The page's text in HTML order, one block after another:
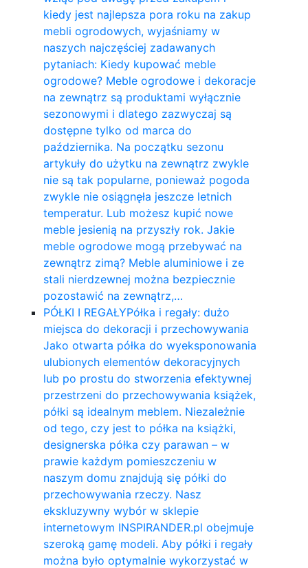
kiedy jest najlepsza pora roku na zakup
mebli ogrodowych, wyjaśniamy w
naszych najczęściej zadawanych
pytaniach: Kiedy kupować meble
ogrodowe? Meble ogrodowe i dekoracje
na zewnątrz są produktami wyłącznie
sezonowymi i dlatego zazwyczaj są
dostępne tylko od marca do
października. Na początku sezonu
artykuły do ​​użytku na zewnątrz zwykle
nie są tak popularne, ponieważ pogoda
zwykle nie osiągnęła jeszcze letnich
temperatur. Lub możesz kupić nowe
meble jesienią na przyszły rok. Jakie
meble ogrodowe mogą przebywać na
zewnątrz zimą? Meble aluminiowe i ze
stali nierdzewnej można bezpiecznie
pozostawić na zewnątrz,…
PÓŁKI I REGAŁYPółka i regały: dużo
miejsca do dekoracji i przechowywania
Jako otwarta półka do wyeksponowania
ulubionych elementów dekoracyjnych
lub po prostu do stworzenia efektywnej
przestrzeni do przechowywania książek,
półki są idealnym meblem. Niezależnie
od tego, czy jest to półka na książki,
designerska półka czy parawan – w
prawie każdym pomieszczeniu w
naszym domu znajdują się półki do
przechowywania rzeczy. Nasz
ekskluzywny wybór w sklepie
internetowym INSPIRANDER.pl obejmuje
szeroką gamę modeli. Aby półki i regały
można było optymalnie wykorzystać w